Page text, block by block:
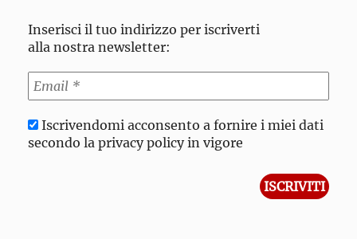
Inserisci il tuo indirizzo per iscriverti
alla nostra newsletter:
Iscrivendomi acconsento a fornire i miei dati
secondo la privacy policy in vigore